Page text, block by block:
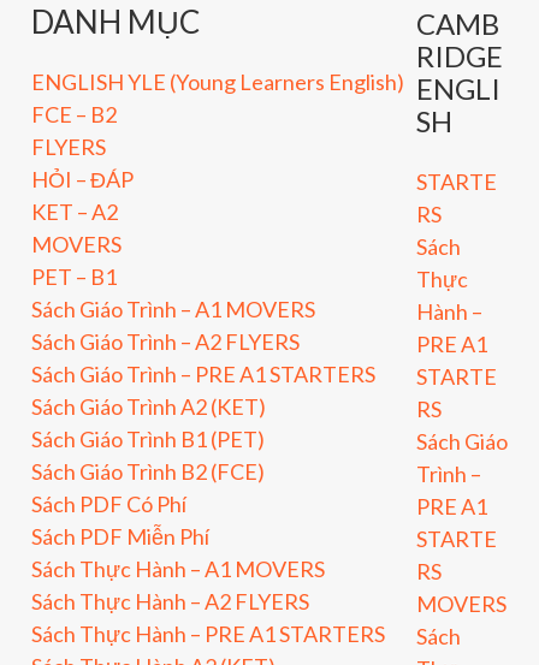
DANH MỤC
ENGLISH YLE (Young Learners English)
FCE – B2
FLYERS
HỎI – ĐÁP
KET – A2
MOVERS
PET – B1
Sách Giáo Trình – A1 MOVERS
Sách Giáo Trình – A2 FLYERS
Sách Giáo Trình – PRE A1 STARTERS
Sách Giáo Trình A2 (KET)
Sách Giáo Trình B1 (PET)
Sách Giáo Trình B2 (FCE)
Sách PDF Có Phí
Sách PDF Miễn Phí
Sách Thực Hành – A1 MOVERS
Sách Thực Hành – A2 FLYERS
Sách Thực Hành – PRE A1 STARTERS
CAMB
RIDGE
ENGLI
SH
STARTE
RS
Sách
Thực
Hành –
PRE A1
STARTE
RS
Sách Giáo
Trình –
PRE A1
STARTE
RS
MOVERS
Sách